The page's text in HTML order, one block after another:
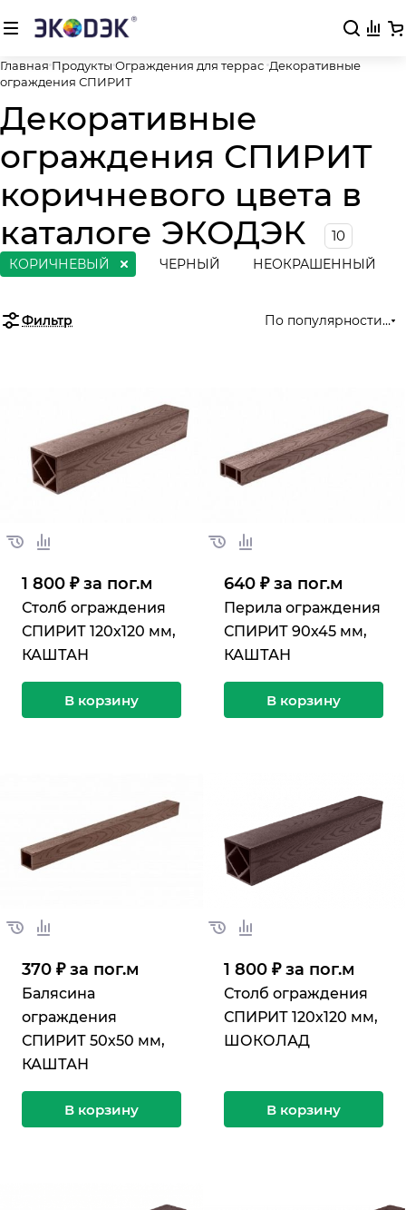
Главная Продукты Ограждения для террас Декоративные
ограждения СПИРИТ
Декоративные
ограждения СПИРИТ
коричневого цвета в
каталоге ЭКОДЭК
10
ЧЕРНЫЙ НЕОКРАШЕННЫЙ
КОРИЧНЕВЫЙ
Фильтр По популярности
1 800 ₽ за пог.м
Столб ограждения
СПИРИТ 120х120 мм,
КАШТАН
В корзину
640 ₽ за пог.м
Перила ограждения
СПИРИТ 90х45 мм,
КАШТАН
В корзину
370 ₽ за пог.м
Балясина
ограждения
СПИРИТ 50х50 мм,
КАШТАН
В корзину
1 800 ₽ за пог.м
Столб ограждения
СПИРИТ 120х120 мм,
ШОКОЛАД
В корзину